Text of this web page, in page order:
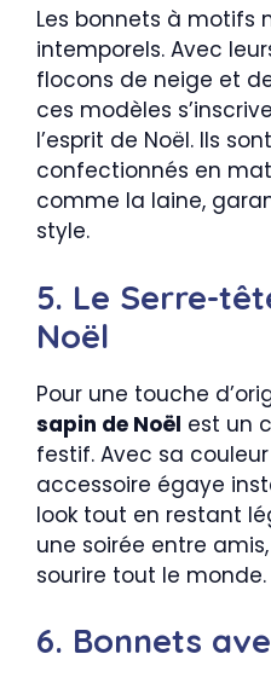
Les bonnets à motifs
intemporels. Avec
flocons de neige et
ces modèles
l’esprit de Noël. Ils
confectionnés en
comme la laine,
style.
5. Le Serre-
Noël
Pour une touche
sapin de Noël est un
festif. Avec sa
accessoire égaye
look tout en restant
une soirée entre
sourire tout le monde.
6. Bonnets